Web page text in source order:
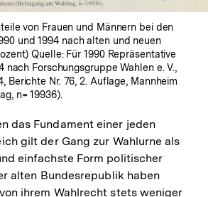
von Frauen und Männern bei den
und 1994 nach alten und neuen
Quelle: Für 1990 Repräsentative
nach Forschungsgruppe Wahlen e. V.,
Berichte Nr. 76, 2. Auflage, Mannheim
n= 19936).
das Fundament einer jeden
gilt der Gang zur Wahlurne als
einfachste Form politischer
alten Bundesrepublik haben
ihrem Wahlrecht stets weniger